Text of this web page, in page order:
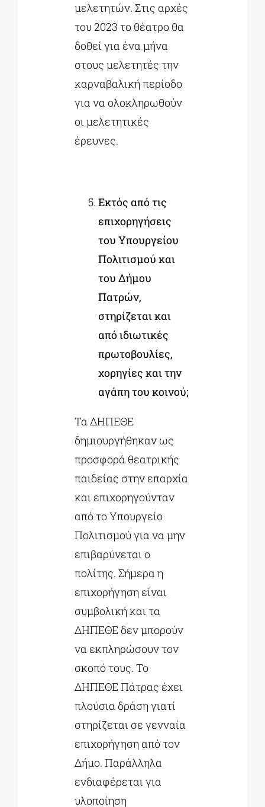
μελετητών. Στις αρχές
του 2023 το θέατρο θα
δοθεί για ένα μήνα
στους μελετητές την
καρναβαλική περίοδο
για να ολοκληρωθούν
οι μελετητικές
έρευνες.
Εκτός από τις
επιχορηγήσεις
του Υπουργείου
Πολιτισμού και
του Δήμου
Πατρών,
στηρίζεται και
από ιδιωτικές
πρωτοβουλίες,
χορηγίες και την
αγάπη του κοινού;
Τα ΔΗΠΕΘΕ
δημιουργήθηκαν ως
προσφορά θεατρικής
παιδείας στην επαρχία
και επιχορηγούνταν
από το Υπουργείο
Πολιτισμού για να μην
επιβαρύνεται ο
πολίτης. Σήμερα η
επιχορήγηση είναι
συμβολική και τα
ΔΗΠΕΘΕ δεν μπορούν
να εκπληρώσουν τον
σκοπό τους. Το
ΔΗΠΕΘΕ Πάτρας έχει
πλούσια δράση γιατί
στηρίζεται σε γενναία
επιχορήγηση από τον
Δήμο. Παράλληλα
ενδιαφέρεται για
υλοποίηση